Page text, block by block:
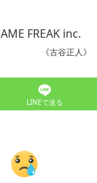
FREAK inc.
《古谷正人》
LINEで送る